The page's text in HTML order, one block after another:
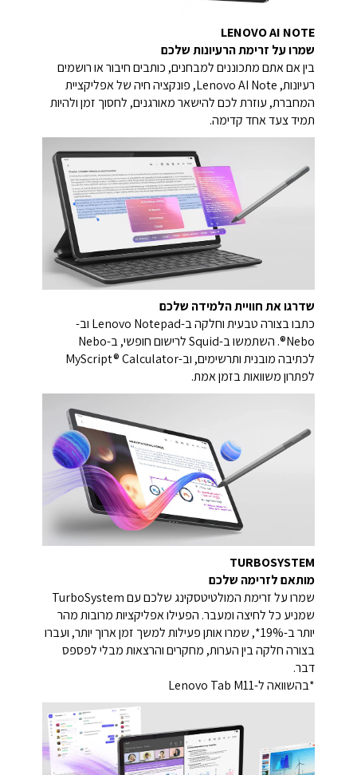
LENOVO AI NOTE
שמרו על זרימת הרעיונות שלכם
בין אם אתם מתכוננים למבחנים, כותבים חיבור או רושמים
רעיונות, Lenovo AI Note, פונקציה חיה של אפליקציית
המחברת, עוזרת לכם להישאר מאורגנים, לחסוך זמן ולהיות
תמיד צעד אחד קדימה.
שדרגו את חוויית הלמידה שלכם
כתבו בצורה טבעית וחלקה ב-Lenovo Notepad וב-
Nebo®. השתמשו ב-Squid לרישום חופשי, ב-Nebo
לכתיבה מובנית ותרשימים, וב-MyScript® Calculator
לפתרון משוואות בזמן אמת.
TURBOSYSTEM
מותאם לזרימה שלכם
שמרו על זרימת המולטיטסקינג שלכם עם TurboSystem
שמניע כל לחיצה ומעבר. הפעילו אפליקציות מרובות מהר
יותר ב-19%*, שמרו אותן פעילות למשך זמן ארוך יותר, ועברו
בצורה חלקה בין הערות, מחקרים והרצאות מבלי לפספס
דבר.
*בהשוואה ל-Lenovo Tab M11